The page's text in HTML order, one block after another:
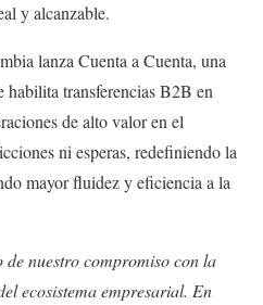
y alcanzable.
lanza Cuenta a Cuenta, una
transferencias B2B en
de alto valor en el
ni esperas, redefiniendo la
mayor fluidez y eficiencia a la
de nuestro compromiso con la
ecosistema empresarial. En